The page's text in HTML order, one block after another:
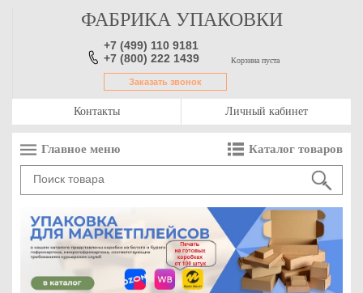
ФАБРИКА УПАКОВКИ
+7 (499) 110 9181
+7 (800) 222 1439
Заказать звонок
Корзина пуста
Контакты Личный кабинет
Главное меню Каталог товаров